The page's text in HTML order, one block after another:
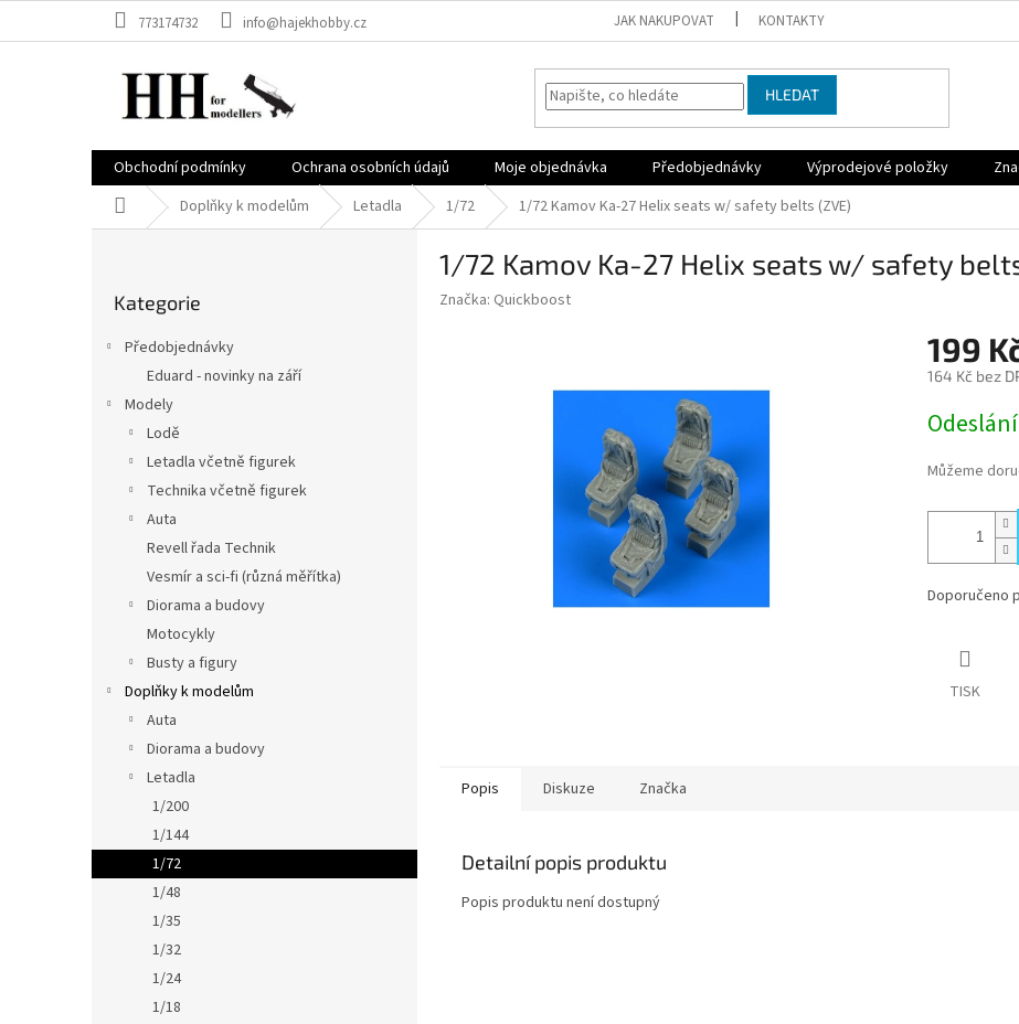
773174732 info@hajekhobby.cz JAK NAKUPOVAT KONTAKTY
HLEDAT
Obchodní podmínky Ochrana osobních údajů Moje objednávka Předobjednávky Výprodejové položky
Domů Doplňky k modelům Letadla 1/72 1/72 Kamov Ka-27 Helix seats w/ safety belts (ZVE)
kategorie
Kategorie
Předobjednávky
Eduard - novinky na září
Modely
Lodě
Letadla včetně figurek
Technika včetně figurek
Auta
Revell řada Technik
Vesmír a sci-fi (různá měřítka)
Diorama a budovy
Motocykly
Busty a figury
Doplňky k modelům
Auta
Diorama a budovy
Letadla
1/200
1/144
1/72
1/48
1/35
1/32
1/24
1/18
1/72 Kamov Ka-27 Helix seats w/ safety
Značka: Quickboost
199
164 Kč bez
cena:
Můžeme
Doporučeno
TISK
Popis Diskuze Značka
Detailní popis produktu
Popis produktu není dostupný